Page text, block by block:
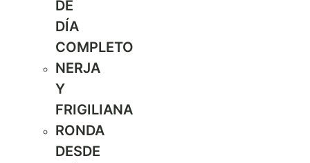
DE
DÍA
COMPLETO
NERJA
Y
FRIGILIANA
RONDA
DESDE